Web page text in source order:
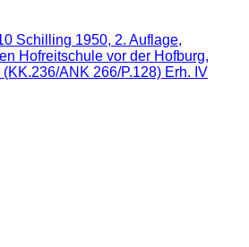
Schilling 1950, 2. Auflage,
Hofreitschule vor der Hofburg,
ANK 266/P.128) Erh. IV